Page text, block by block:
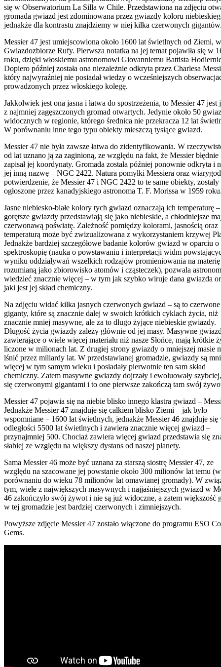
się w Obserwatorium La Silla w Chile. Przedstawiona na zdjęciu
gromada gwiazd jest zdominowana przez gwiazdy koloru
jednakże dla kontrastu znajdziemy w niej kilka czerwonych
Messier 47 jest umiejscowiona około 1600 lat świetlnych od Ziemi, w
Gwiazdozbiorze Rufy. Pierwsza notatka na jej temat pojawiła się w
roku, dzięki włoskiemu astronomowi Giovanniemu Battista
Dopiero później została ona niezależnie odkryta przez Charlesa
który najwyraźniej nie posiadał wiedzy o wcześniejszych
prowadzonych przez włoskiego kolegę.
Jakkolwiek jest ona jasna i łatwa do spostrzeżenia, to Messier 47 jest
z najmniej zagęszczonych gromad otwartych. Jedynie około 50
widocznych w regionie, którego średnica nie przekracza 12 lat
W porównaniu inne tego typu obiekty mieszczą tysiące gwiazd.
Messier 47 nie była zawsze łatwa do zidentyfikowania. W
od lat uznano ją za zaginioną, ze względu na fakt, że Messier błędnie
zapisał jej koordynaty. Gromada została później ponownie odkryta i
jej inną nazwę – NGC 2422. Natura pomyłki Messiera oraz
potwierdzenie, że Messier 47 i NGC 2422 to te same obiekty, zostały
ogłoszone przez kanadyjskiego astronoma T. F. Morissa w 1959
Jasne niebiesko-białe kolory tych gwiazd oznaczają ich temperaturę –
gorętsze gwiazdy przedstawiają się jako niebieskie, a chłodniejsze
czerwonawą poświatę. Zależność pomiędzy kolorami, jasnością oraz
temperaturą może być zwizualizowana z wykorzystaniem krzywej
Jednakże bardziej szczegółowe badanie kolorów gwiazd w oparciu o
spektroskopię (nauka o powstawaniu i interpretacji widm
wyniku oddziaływań wszelkich rodzajów promieniowania na materię
rozumianą jako zbiorowisko atomów i cząsteczek), pozwala
wiedzieć znacznie więcej – w tym jak szybko wiruje dana gwiazda
jaki jest jej skład chemiczny.
Na zdjęciu widać kilka jasnych czerwonych gwiazd – są to czerwone
giganty, które są znacznie dalej w swoich krótkich cyklach życia, niż
znacznie mniej masywne, ale za to długo żyjące niebieskie gwiazdy.
Długość życia gwiazdy zależy głównie od jej masy. Masywne
zawierające o wiele więcej materiału niż nasze Słońce, mają krótkie
liczone w milionach lat. Z drugiej strony gwiazdy o mniejszej masie
lśnić przez miliardy lat. W przedstawianej gromadzie, gwiazdy są
więcej w tym samym wieku i posiadały pierwotnie ten sam skład
chemiczny. Zatem masywne gwiazdy dojrzały i ewoluowały
się czerwonymi gigantami i to one pierwsze zakończą tam swój
Messier 47 pojawia się na niebie blisko innego klastra gwiazd –
Jednakże Messier 47 znajduje się całkiem blisko Ziemi – jak było
wspomniane – 1600 lat świetlnych, jednakże Messier 46 znajduje się
odległości 5500 lat świetlnych i zawiera znacznie więcej gwiazd –
przynajmniej 500. Chociaż zawiera więcej gwiazd przedstawia się
słabiej ze względu na większy dystans od naszej planety.
Sama Messier 46 może być uznana za starszą siostrę Messier 47, ze
względu na szacowane jej powstanie około 300 milionów lat temu (w
porównaniu do wieku 78 milionów lat omawianej gromady). W
tym, wiele z największych masywnych i najjaśniejszych gwiazd w
46 zakończyło swój żywot i nie są już widoczne, a zatem większość
w tej gromadzie jest bardziej czerwonych i zimniejszych.
Powyższe zdjęcie Messier 47 zostało włączone do programu ESO
Gems.